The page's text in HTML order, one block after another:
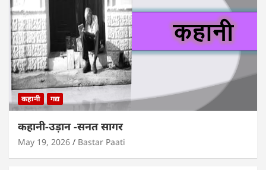
कहानी गद्य
कहानी-उड़ान -सनत सागर
May 19, 2026 Bastar Paati